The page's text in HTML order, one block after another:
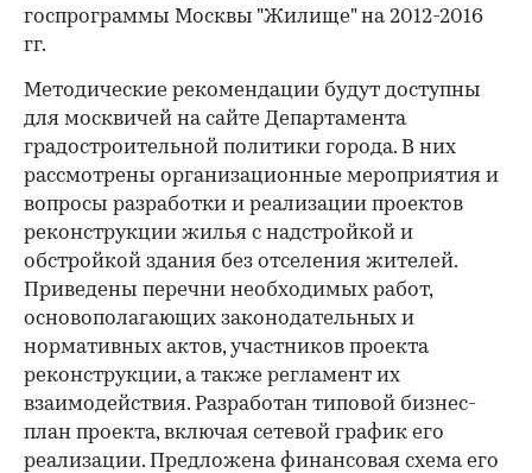
госпрограммы Москвы "Жилище" на 2012-2016
гг.
Методические рекомендации будут доступны
для москвичей на сайте Департамента
градостроительной политики города. В них
рассмотрены организационные мероприятия и
вопросы разработки и реализации проектов
реконструкции жилья с надстройкой и
обстройкой здания без отселения жителей.
Приведены перечни необходимых работ,
основополагающих законодательных и
нормативных актов, участников проекта
реконструкции, а также регламент их
взаимодействия. Разработан типовой бизнес-
план проекта, включая сетевой график его
реализации. Предложена финансовая схема его